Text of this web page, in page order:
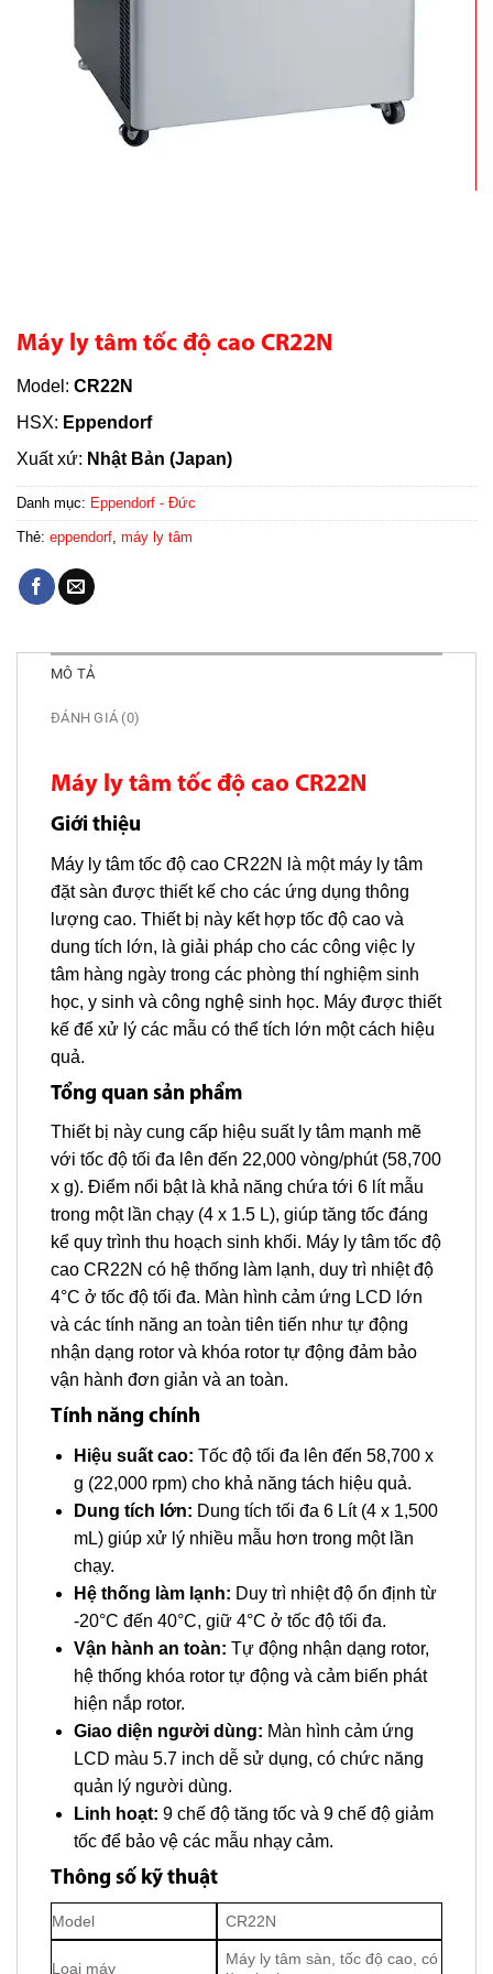
Máy ly tâm tốc độ cao CR22N
Model: CR22N
HSX: Eppendorf
Xuất xứ: Nhật Bản (Japan)
Danh mục: Eppendorf - Đức
Thẻ: eppendorf máy ly tâm
MÔ TẢ
ĐÁNH GIÁ (0)
Máy ly tâm tốc độ cao CR22N
Giới thiệu
Máy ly tâm tốc độ cao CR22N là một máy ly tâm
đặt sàn được thiết kế cho các ứng dụng thông
lượng cao. Thiết bị này kết hợp tốc độ cao và
dung tích lớn, là giải pháp cho các công việc ly
tâm hàng ngày trong các phòng thí nghiệm sinh
học, y sinh và công nghệ sinh học. Máy được thiết
kế để xử lý các mẫu có thể tích lớn một cách hiệu
quả.
Tổng quan sản phẩm
Thiết bị này cung cấp hiệu suất ly tâm mạnh mẽ
với tốc độ tối đa lên đến 22,000 vòng/phút (58,700
x g). Điểm nổi bật là khả năng chứa tới 6 lít mẫu
trong một lần chạy (4 x 1.5 L), giúp tăng tốc đáng
kể quy trình thu hoạch sinh khối. Máy ly tâm tốc độ
cao CR22N có hệ thống làm lạnh, duy trì nhiệt độ
4°C ở tốc độ tối đa. Màn hình cảm ứng LCD lớn
và các tính năng an toàn tiên tiến như tự động
nhận dạng rotor và khóa rotor tự động đảm bảo
vận hành đơn giản và an toàn.
Tính năng chính
Hiệu suất cao: Tốc độ tối đa lên đến 58,700 x
g (22,000 rpm) cho khả năng tách hiệu quả.
Dung tích lớn: Dung tích tối đa 6 Lít (4 x 1,500
mL) giúp xử lý nhiều mẫu hơn trong một lần
chạy.
Hệ thống làm lạnh: Duy trì nhiệt độ ổn định từ
-20°C đến 40°C, giữ 4°C ở tốc độ tối đa.
Vận hành an toàn: Tự động nhận dạng rotor,
hệ thống khóa rotor tự động và cảm biến phát
hiện nắp rotor.
Giao diện người dùng: Màn hình cảm ứng
LCD màu 5.7 inch dễ sử dụng, có chức năng
quản lý người dùng.
Linh hoạt: 9 chế độ tăng tốc và 9 chế độ giảm
tốc để bảo vệ các mẫu nhạy cảm.
Thông số kỹ thuật
Model CR22N
Loại máy
Máy ly tâm sàn, tốc độ cao, có